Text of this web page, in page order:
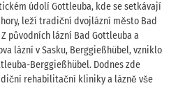
údolí Gottleuba, kde se setkávají
hory, leží tradiční dvojlázní město Bad
původních lázní Bad Gottleuba a
lázní v Sasku, Berggießhübel, vzniklo
Berggießhübel. Dodnes zde
rehabilitační kliniky a lázně vše